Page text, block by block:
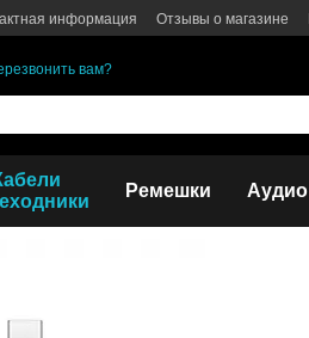
информация Отзывы о магазине
вам?
Ремешки Аудио